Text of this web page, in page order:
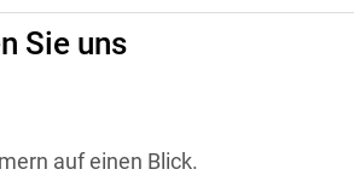
Sie uns
auf einen Blick.